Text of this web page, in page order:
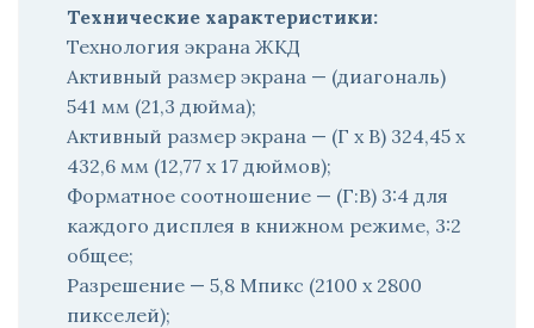
Технические характеристики:
Технология экрана ЖКД
Активный размер экрана — (диагональ)
541 мм (21,3 дюйма);
Активный размер экрана — (Г x В) 324,45 x
432,6 мм (12,77 x 17 дюймов);
Форматное соотношение — (Г:В) 3:4 для
каждого дисплея в книжном режиме, 3:2
общее;
Разрешение — 5,8 Мпикс (2100 x 2800
пикселей);